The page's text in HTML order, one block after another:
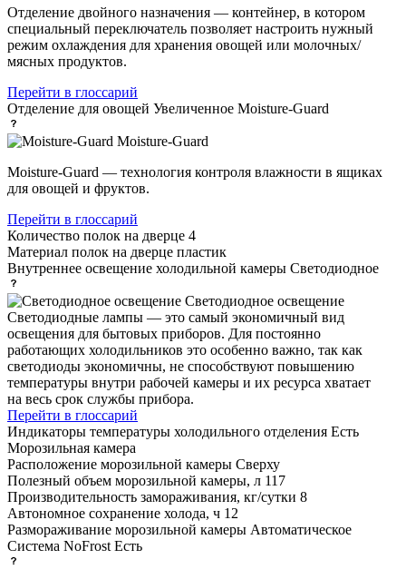
Отделение двойного назначения — контейнер, в котором
специальный переключатель позволяет настроить нужный
режим охлаждения для хранения овощей или молочных/
мясных продуктов.
Перейти в глоссарий
Отделение для овощей Увеличенное Moisture-Guard
Moisture-Guard
Moisture-Guard — технология контроля влажности в ящиках
для овощей и фруктов.
Перейти в глоссарий
Количество полок на дверце 4
Материал полок на дверце пластик
Внутреннее освещение холодильной камеры Светодиодное
Светодиодное освещение
Светодиодные лампы — это самый экономичный вид
освещения для бытовых приборов. Для постоянно
работающих холодильников это особенно важно, так как
светодиоды экономичны, не способствуют повышению
температуры внутри рабочей камеры и их ресурса хватает
на весь срок службы прибора.
Перейти в глоссарий
Индикаторы температуры холодильного отделения Есть
Морозильная камера
Расположение морозильной камеры Сверху
Полезный объем морозильной камеры, л 117
Производительность замораживания, кг/сутки 8
Автономное сохранение холода, ч 12
Размораживание морозильной камеры Автоматическое
Система NoFrost Есть